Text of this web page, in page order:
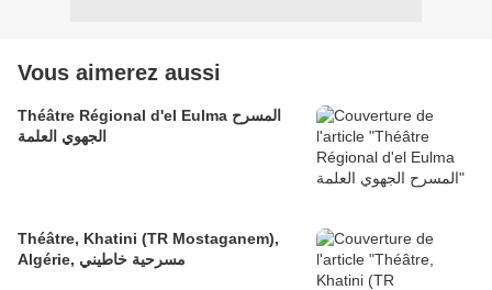
Vous aimerez aussi
Théâtre Régional d'el Eulma المسرح
الجهوي العلمة
Théâtre, Khatini (TR Mostaganem),
Algérie, مسرحية خاطيني